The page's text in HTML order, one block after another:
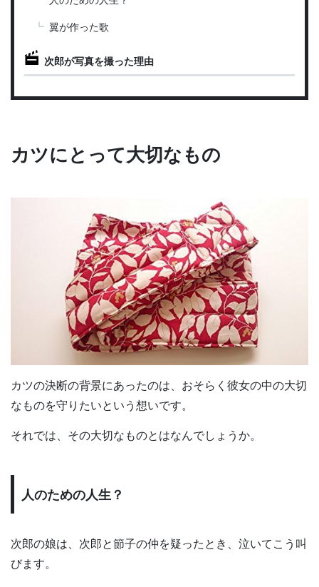
翼が作った歌
次郎が写真を撮った理由
カツにとって大切なもの
カツの決断の背景にあったのは、おそらく彼女の中の大切
なものを守りたいという想いです。
それでは、その大切なものとはなんでしょうか。
人のための人生？
次郎の娘は、次郎と節子の仲を疑ったとき、泣いてこう叫
びます。